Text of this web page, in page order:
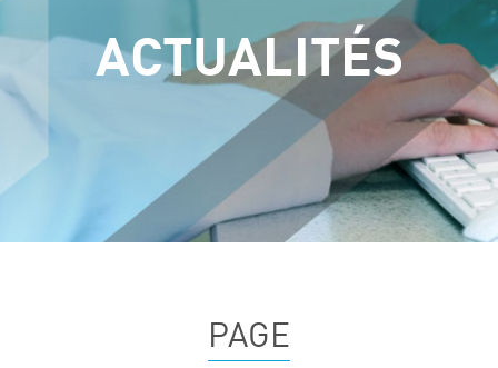
Déroulement des formations
Equipe
LOCATION DE SALLES DE FORMATION
Nos clients
sustainability – September 15 and 16, 2026
FRENCH-CHINESE CONFERENCE ON GREEN
ACTUALITÉS
PAGE